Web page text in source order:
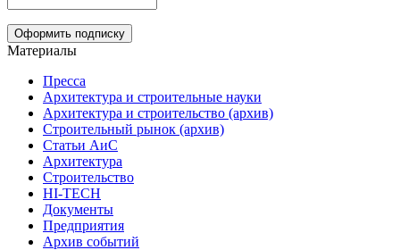
Материалы
Пресса
Архитектура и строительные науки
Архитектура и строительство (архив)
Строительный рынок (архив)
Статьи АиС
Архитектура
Строительство
HI-TECH
Документы
Предприятия
Архив событий